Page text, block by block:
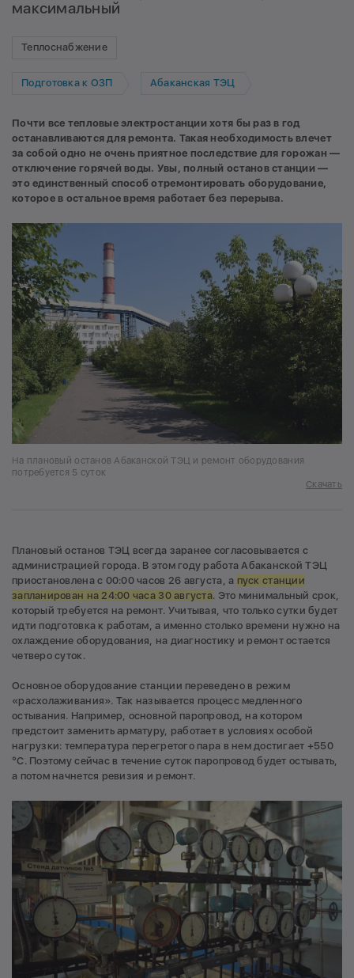
максимальный
Теплоснабжение
Подготовка к ОЗП Абаканская ТЭЦ
Почти все тепловые электростанции хотя бы раз в год
останавливаются для ремонта. Такая необходимость влечет
за собой одно не очень приятное последствие для горожан —
отключение горячей воды. Увы, полный останов станции —
это единственный способ отремонтировать оборудование,
которое в остальное время работает без перерыва.
На плановый останов Абаканской ТЭЦ и ремонт оборудования
потребуется 5 суток
Скачать
Плановый останов ТЭЦ всегда заранее согласовывается с
администрацией города. В этом году работа Абаканской ТЭЦ
приостановлена с 00:00 часов 26 августа, а пуск станции
запланирован на 24:00 часа 30 августа. Это минимальный срок,
который требуется на ремонт. Учитывая, что только сутки будет
идти подготовка к работам, а именно столько времени нужно на
охлаждение оборудования, на диагностику и ремонт остается
четверо суток.
Основное оборудование станции переведено в режим
«расхолаживания». Так называется процесс медленного
остывания. Например, основной паропровод, на котором
предстоит заменить арматуру, работает в условиях особой
нагрузки: температура перегретого пара в нем достигает +550
°С. Поэтому сейчас в течение суток паропровод будет остывать,
а потом начнется ревизия и ремонт.